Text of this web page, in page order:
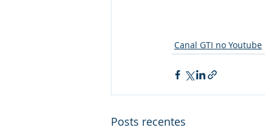
Canal GTI no Youtube
Posts recentes